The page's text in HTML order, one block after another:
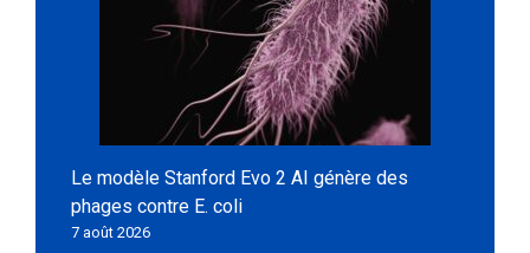
Le modèle Stanford Evo 2 AI génère des
phages contre E. coli
7 août 2026